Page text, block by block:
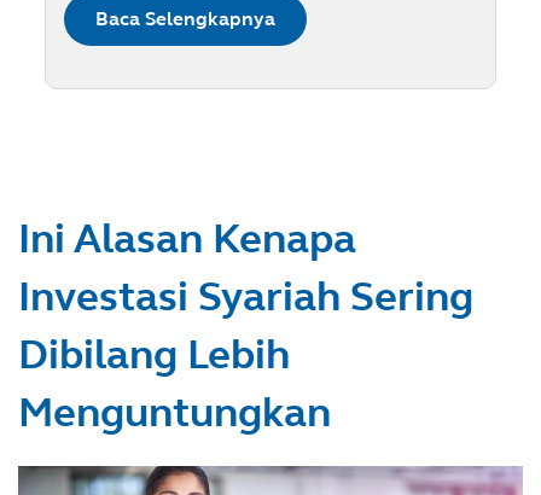
Ini Alasan Kenapa
Investasi Syariah Sering
Dibilang Lebih
Menguntungkan
Baca Selengkapnya